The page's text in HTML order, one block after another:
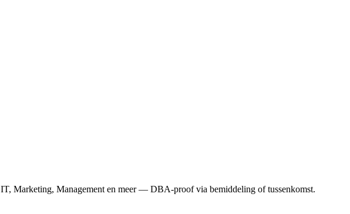
Marketing, Management en meer — DBA-proof via bemiddeling of tussenkomst.